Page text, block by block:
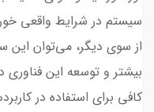
سیستم در شرایط واقعی
از سوی دیگر، می‌توان این
بیشتر و توسعه این فناوری
کافی برای استفاده در